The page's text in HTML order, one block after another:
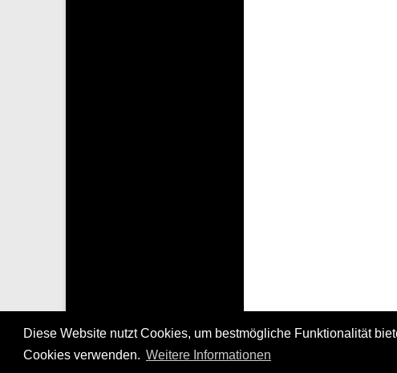
Diese Website nutzt Cookies, um bestmögliche Funktionalität
Cookies verwenden. Weitere Informationen